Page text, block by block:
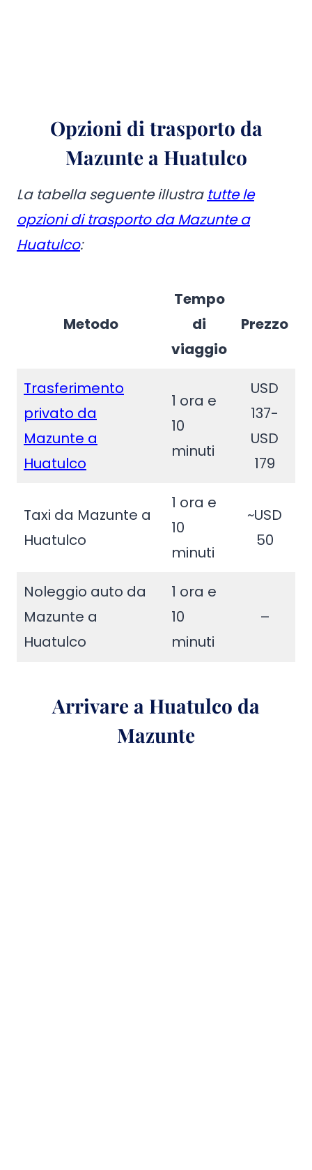
Opzioni di trasporto da
Mazunte a Huatulco
La tabella seguente illustra tutte le
opzioni di trasporto da Mazunte a
Huatulco:
Metodo
Tempo
di
viaggio
Prezzo
Trasferimento
privato da
Mazunte a
Huatulco
1 ora e
10
minuti
USD
137-
USD
179
Taxi da Mazunte a
Huatulco
1 ora e
10
minuti
~USD
50
Noleggio auto da
Mazunte a
Huatulco
1 ora e
10
minuti
–
Arrivare a Huatulco da
Mazunte